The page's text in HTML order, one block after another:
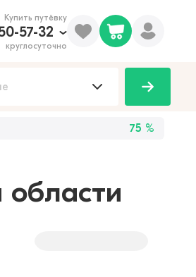
Купить путёвку
57-32
круглосуточно
75 %